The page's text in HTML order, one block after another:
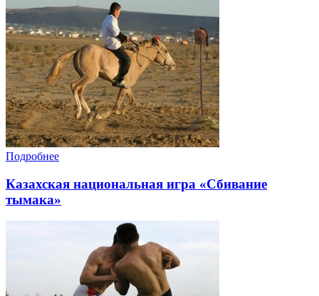
Подробнее
Казахская национальная игра «Сбивание
тымака»